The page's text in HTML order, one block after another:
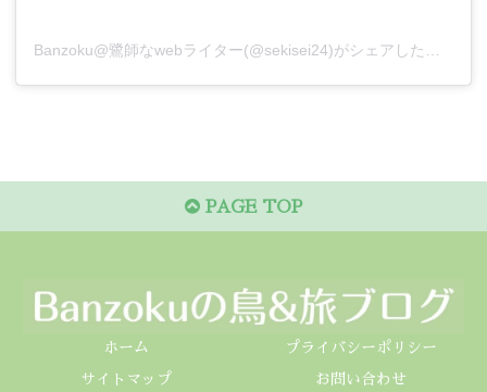
Banzoku@鷺師なwebライター(@sekisei24)がシェアした投稿
PAGE TOP
ホーム プライバシーポリシー
サイトマップ お問い合わせ